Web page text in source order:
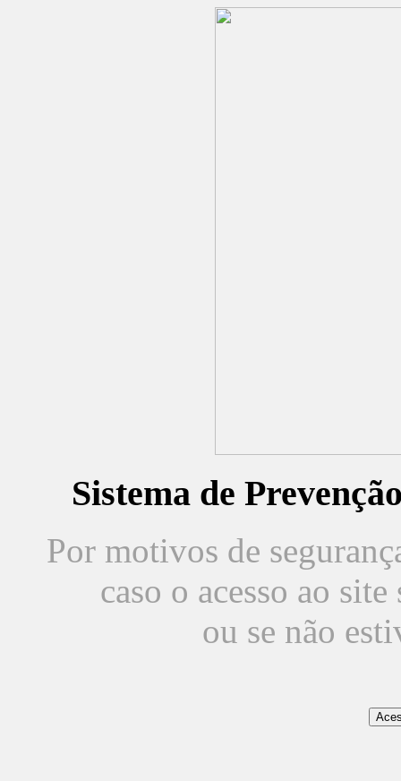
Sistema de
Por motivos de
caso o acesso ao
ou se não